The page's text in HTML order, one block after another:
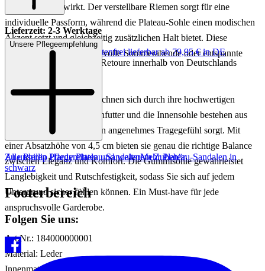
als auch zeitlos wirkt. Der verstellbare Riemen sorgt für eine
individuelle Passform, während die Plateau-Sohle einen modischen
Akzent setzt und gleichzeitig zusätzlichen Halt bietet. Diese
Sandalen sind ideal für stilvolle Sommerabende oder entspannte
Die MILAN Sandalen zeichnen sich durch ihre hochwertigen
Materialien aus. Das Innenfutter und die Innensohle bestehen aus
weichem Leder, das für ein angenehmes Tragegefühl sorgt. Mit
einer Absatzhöhe von 4,5 cm bieten sie genau die richtige Balance
zwischen Eleganz und Komfort. Die Gummisohle gewährleistet
Langlebigkeit und Rutschfestigkeit, sodass Sie sich auf jedem
Untergrund sicher fühlen können. Ein Must-have für jede
anspruchsvolle Garderobe.
Art.Nr.: 184000000001
Material: Leder
Innenmaterial: Leder
Lieferzeit: 2-3 Werktage
Keine Versandkosten:
kostenfrei lieferbar ab 79,95 € in DE
Einfache und Kostenlose Retoure innerhalb von Deutschlands
Unsere Pflegeempfehlung
Zu unseren Pflegemitteln und weiterem Zubehör
Alle Phillip Hardy Plateau-SandalenMehr Plateau-Sandalen in
schwarz
Footerbereich
Folgen Sie uns: